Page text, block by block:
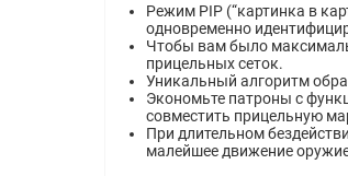
Режим PIP (“картинка в
одновременно
Чтобы вам было
прицельных сеток.
Уникальный алгоритм
Экономьте патроны с
совместить прицельную
При длительном
малейшее движение